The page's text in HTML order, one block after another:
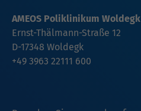
AMEOS Poliklinikum Woldegk
Ernst-Thälmann-Straße 12
D-17348 Woldegk
+49 3963 22111 600